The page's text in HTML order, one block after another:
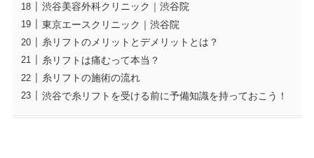
渋谷美容外科クリニック｜渋谷院
東京エースクリニック｜渋谷院
糸リフトのメリットとデメリットとは？
糸リフトは痛むって本当？
糸リフトの施術の流れ
渋谷で糸リフトを受ける前に予備知識を持っておこう！